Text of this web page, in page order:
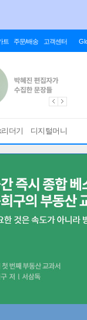
트 주문/배송 고객센터
더기 디지털머니
PDF 필기 기능을 사